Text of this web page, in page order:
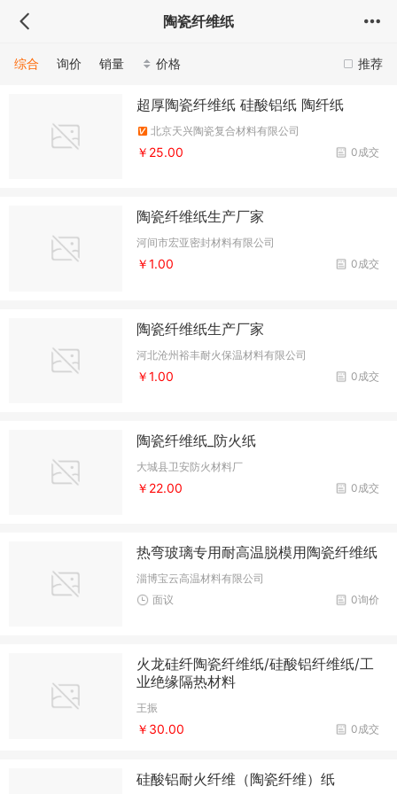
陶瓷纤维纸
推荐
综合 询价 销量 价格
超厚陶瓷纤维纸 硅酸铝纸 陶纤纸
北京天兴陶瓷复合材料有限公司
0成交
￥25.00
陶瓷纤维纸生产厂家
河间市宏亚密封材料有限公司
0成交
￥1.00
陶瓷纤维纸生产厂家
河北沧州裕丰耐火保温材料有限公司
0成交
￥1.00
陶瓷纤维纸_防火纸
大城县卫安防火材料厂
0成交
￥22.00
热弯玻璃专用耐高温脱模用陶瓷纤维纸
淄博宝云高温材料有限公司
0询价
面议
火龙硅纤陶瓷纤维纸/硅酸铝纤维纸/工
业绝缘隔热材料
王振
0成交
￥30.00
硅酸铝耐火纤维（陶瓷纤维）纸